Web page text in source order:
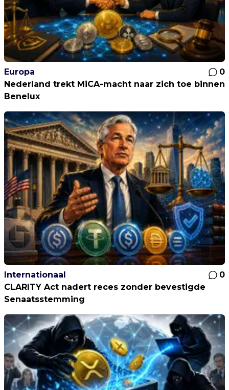
Europa
0
Nederland trekt MiCA-macht naar zich toe binnen
Benelux
Internationaal
0
CLARITY Act nadert reces zonder bevestigde
Senaatsstemming